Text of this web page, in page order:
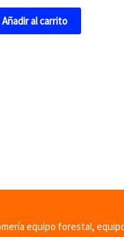
Añadir al carrito
equipo forestal,